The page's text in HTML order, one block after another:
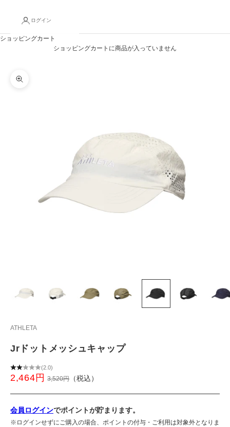
ログイン
ショッピングカート
ショッピングカートに商品が入っていません
ズームイン
ATHLETA
Jrドットメッシュキャップ
(2.0)
2,464円 通常価格
3,520円（税込）
会員ログインでポイントが貯まります。
※ログインせずにご購入の場合、ポイントの付与・ご利用は対象外となりま